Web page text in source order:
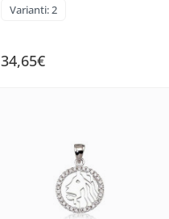
Varianti: 2
34,65€